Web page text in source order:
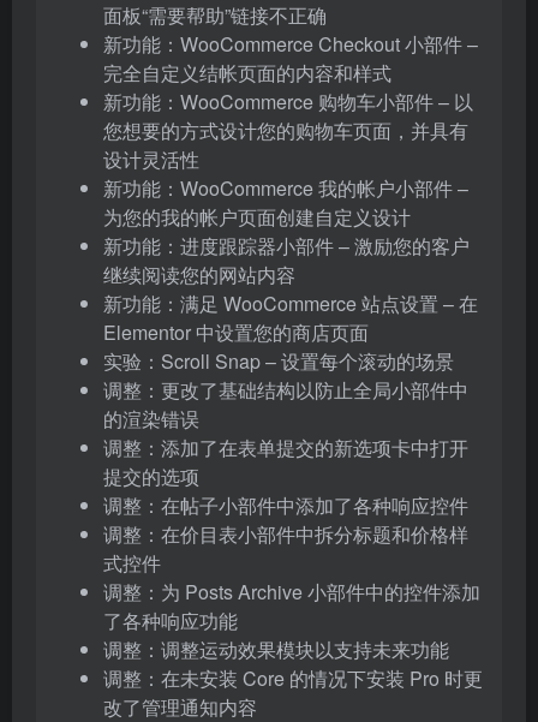
面板“需要帮助”链接不正确
新功能：WooCommerce Checkout 小部件 –
完全自定义结帐页面的内容和样式
新功能：WooCommerce 购物车小部件 – 以
您想要的方式设计您的购物车页面，并具有
设计灵活性
新功能：WooCommerce 我的帐户小部件 –
为您的我的帐户页面创建自定义设计
新功能：进度跟踪器小部件 – 激励您的客户
继续阅读您的网站内容
新功能：满足 WooCommerce 站点设置 – 在
Elementor 中设置您的商店页面
实验：Scroll Snap – 设置每个滚动的场景
调整：更改了基础结构以防止全局小部件中
的渲染错误
调整：添加了在表单提交的新选项卡中打开
提交的选项
调整：在帖子小部件中添加了各种响应控件
调整：在价目表小部件中拆分标题和价格样
式控件
调整：为 Posts Archive 小部件中的控件添加
了各种响应功能
调整：调整运动效果模块以支持未来功能
调整：在未安装 Core 的情况下安装 Pro 时更
改了管理通知内容